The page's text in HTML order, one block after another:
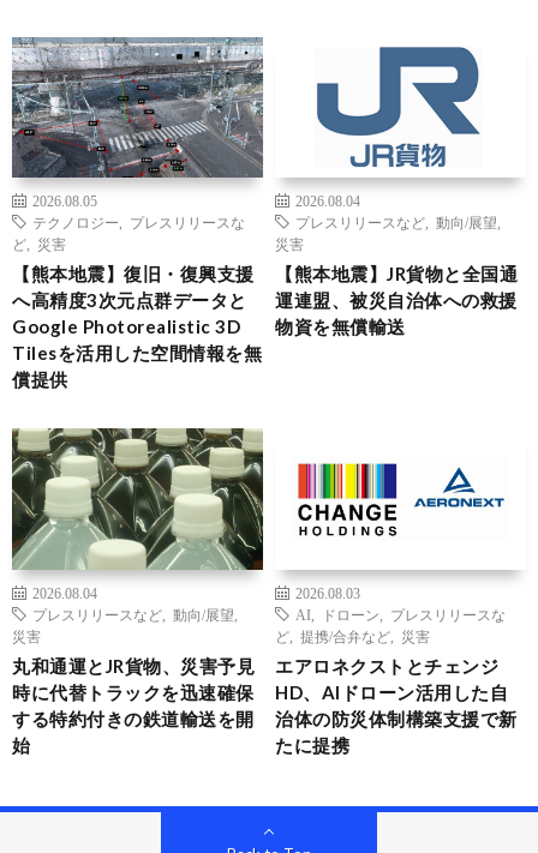
2026.08.05
テクノロジー
プレスリリースな
ど
災害
【熊本地震】復旧・復興支援
へ高精度3次元点群データと
Google Photorealistic 3D
Tilesを活用した空間情報を無
償提供
2026.08.04
プレスリリースなど
動向/展望
災害
【熊本地震】JR貨物と全国通
運連盟、被災自治体への救援
物資を無償輸送
2026.08.04
プレスリリースなど
動向/展望
災害
丸和通運とJR貨物、災害予見
時に代替トラックを迅速確保
する特約付きの鉄道輸送を開
始
2026.08.03
AI
ドローン
プレスリリースな
ど
提携/合弁など 災害
エアロネクストとチェンジ
HD、AIドローン活用した自
治体の防災体制構築支援で新
たに提携